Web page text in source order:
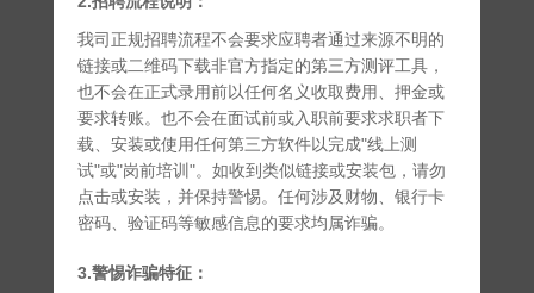
我司正规招聘流程不会要求应聘者通过来源不明的
链接或二维码下载非官方指定的第三方测评工具，
也不会在正式录用前以任何名义收取费用、押金或
要求转账。也不会在面试前或入职前要求求职者下
载、安装或使用任何第三方软件以完成"线上测
试"或"岗前培训"。如收到类似链接或安装包，请勿
点击或安装，并保持警惕。任何涉及财物、银行卡
密码、验证码等敏感信息的要求均属诈骗。
3.警惕诈骗特征：